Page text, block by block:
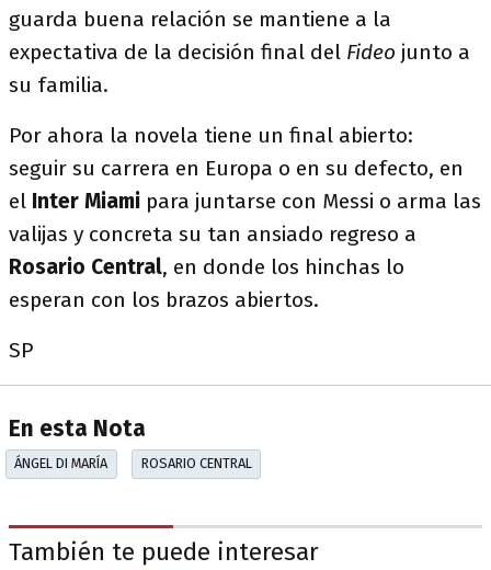
guarda buena relación se mantiene a la
expectativa de la decisión final del Fideo junto a
su familia.
Por ahora la novela tiene un final abierto:
seguir su carrera en Europa o en su defecto, en
el Inter Miami para juntarse con Messi o arma las
valijas y concreta su tan ansiado regreso a
Rosario Central, en donde los hinchas lo
esperan con los brazos abiertos.
SP
En esta Nota
ÁNGEL DI MARÍA ROSARIO CENTRAL
También te puede interesar